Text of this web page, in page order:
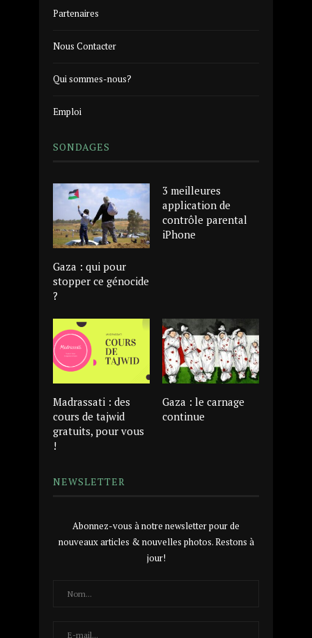
Partenaires
Nous Contacter
Qui sommes-nous?
Emploi
SONDAGES
Gaza : qui pour
stopper ce génocide
?
3 meilleures
application de
contrôle parental
iPhone
Madrassati : des
cours de tajwid
gratuits, pour vous
!
Gaza : le carnage
continue
NEWSLETTER
Abonnez-vous à notre newsletter pour de
nouveaux articles & nouvelles photos. Restons à
jour!